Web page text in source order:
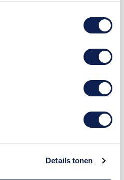
Details tonen
stickers worden
reflecterend folie,
de framestickers van